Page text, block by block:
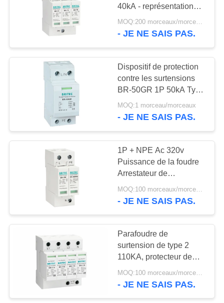
POLITIQUE
DE
CONFIDENTIALITÉ
40kA - représentation
stable ignifuge de 70kA
3P
MOQ:200 morceaux/morceaux
- JE NE SAIS PAS.
Dispositif de protection
contre les surtensions
BR-50GR 1P 50kA Type
1 avec parafoudre de
courant de décharge
MOQ:1 morceau/morceaux
- JE NE SAIS PAS.
1P + NPE Ac 320v
Puissance de la foudre
Arrestateur de
surtension Arrestateur
de classe I + II AC SPD
- JE NE SAIS PAS.
Parafoudre de
surtension de type 2
110KA, protecteur de
foudre AC
MOQ:100 morceaux/morceaux
- JE NE SAIS PAS.